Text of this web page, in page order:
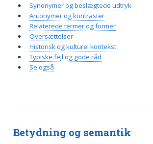
Betydning og semantik
Synonymer og beslægtede udtryk
Antonymer og kontraster
Relaterede termer og former
Oversættelser
Historisk og kulturel kontekst
Typiske fejl og gode råd
Se også